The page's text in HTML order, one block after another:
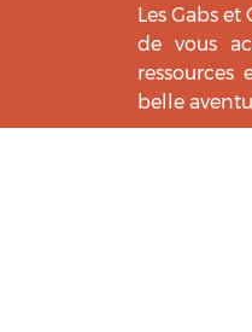
Les Gabs
de vous
belle